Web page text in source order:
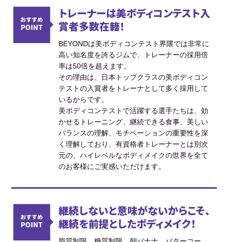
トレーナーは美ボディコンテスト入
賞者多数在籍！
BEYONDは美ボディコンテスト界隈では非常に
高い知名度を誇るジムで、トレーナーの採用倍
率は50倍を超えます。
その理由は、日本トップクラスの美ボディコン
テストの入賞者をトレーナとして多く採用して
いるからです。
美ボディコンテストで活躍する選手たちは、効
かせるトレーニング、継続できる食事、美しい
バランスの理解、モチベーションの重要性を深
く理解しており、有資格者トレーナーとは別次
元の、ハイレベルなボディメイクの世界を全て
のお客様にご実感いただけます。
継続しないと意味がないからこそ、
継続を前提としたボディメイク！